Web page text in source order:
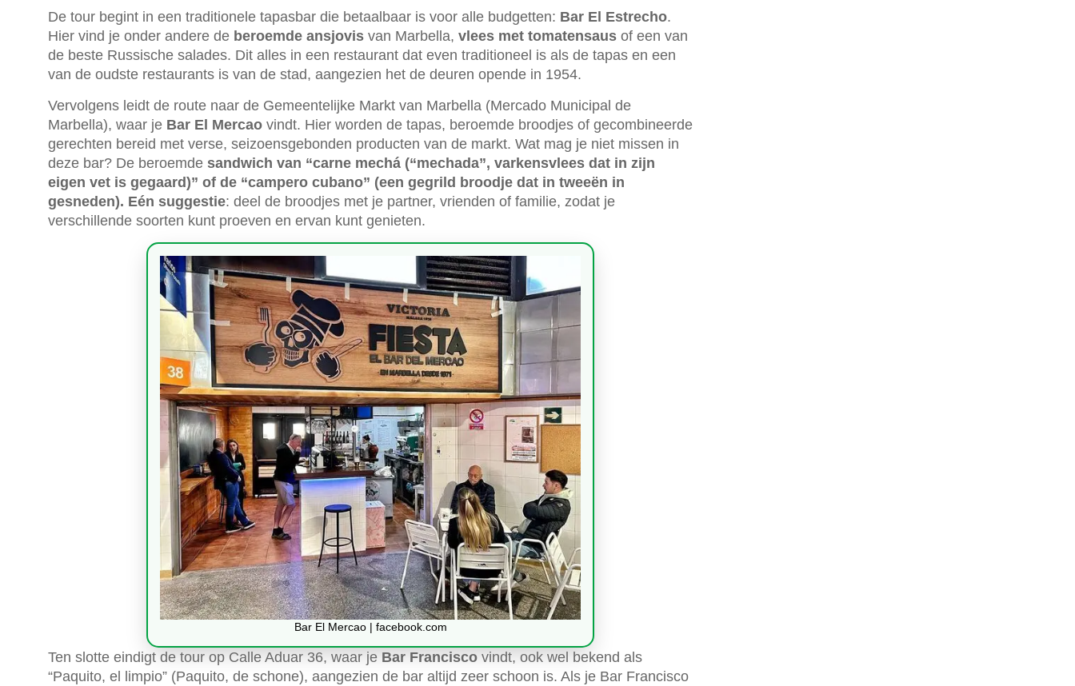
De tour begint in een traditionele tapasbar die betaalbaar is voor alle budgetten: Bar El Estrecho.
Hier vind je onder andere de beroemde ansjovis van Marbella, vlees met tomatensaus of een van
de beste Russische salades. Dit alles in een restaurant dat even traditioneel is als de tapas en een
van de oudste restaurants is van de stad, aangezien het de deuren opende in 1954.
Vervolgens leidt de route naar de Gemeentelijke Markt van Marbella (Mercado Municipal de
Marbella), waar je Bar El Mercao vindt. Hier worden de tapas, beroemde broodjes of gecombineerde
gerechten bereid met verse, seizoensgebonden producten van de markt. Wat mag je niet missen in
deze bar? De beroemde sandwich van “carne mechá (“mechada”, varkensvlees dat in zijn
eigen vet is gegaard)” of de “campero cubano” (een gegrild broodje dat in tweeën in
gesneden). Eén suggestie: deel de broodjes met je partner, vrienden of familie, zodat je
verschillende soorten kunt proeven en ervan kunt genieten.
Bar El Mercao | facebook.com
Ten slotte eindigt de tour op Calle Aduar 36, waar je Bar Francisco vindt, ook wel bekend als
“Paquito, el limpio” (Paquito, de schone), aangezien de bar altijd zeer schoon is. Als je Bar Francisco